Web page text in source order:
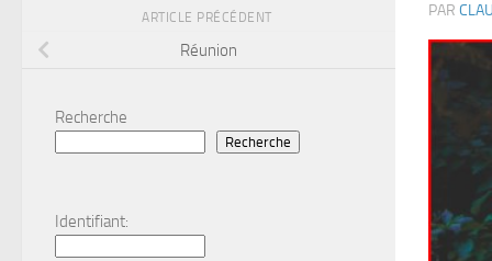
PAR
ARTICLE PRÉCÉDENT
Réunion
Recherche
Recherche
Identifiant: